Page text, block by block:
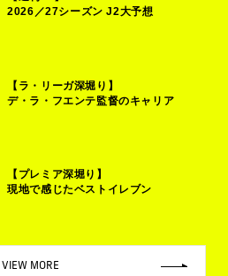
2026／27シーズン J2大予想
【ラ・リーガ深堀り】
デ・ラ・フエンテ監督のキャリア
【プレミア深堀り】
現地で感じたベストイレブン
VIEW MORE